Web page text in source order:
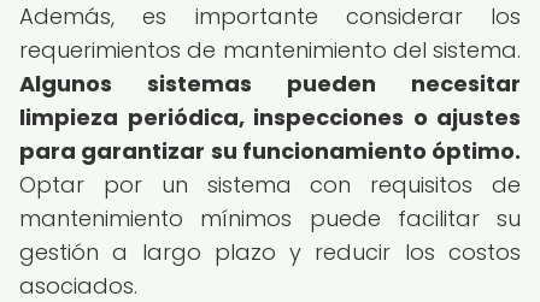
Además, es importante considerar los
requerimientos de mantenimiento del sistema.
Algunos sistemas pueden necesitar
limpieza periódica, inspecciones o ajustes
para garantizar su funcionamiento óptimo.
Optar por un sistema con requisitos de
mantenimiento mínimos puede facilitar su
gestión a largo plazo y reducir los costos
asociados.